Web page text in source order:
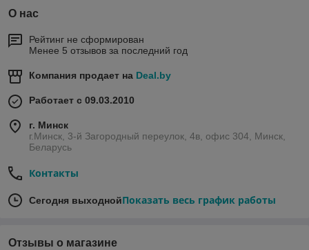
О нас
Рейтинг не сформирован
Менее 5 отзывов за последний год
Компания продает на Deal.by
Работает с 09.03.2010
г. Минск
г.Минск, 3-й Загородный переулок, 4в, офис 304, Минск,
Беларусь
Контакты
Сегодня выходнойПоказать весь график работы
Отзывы о магазине